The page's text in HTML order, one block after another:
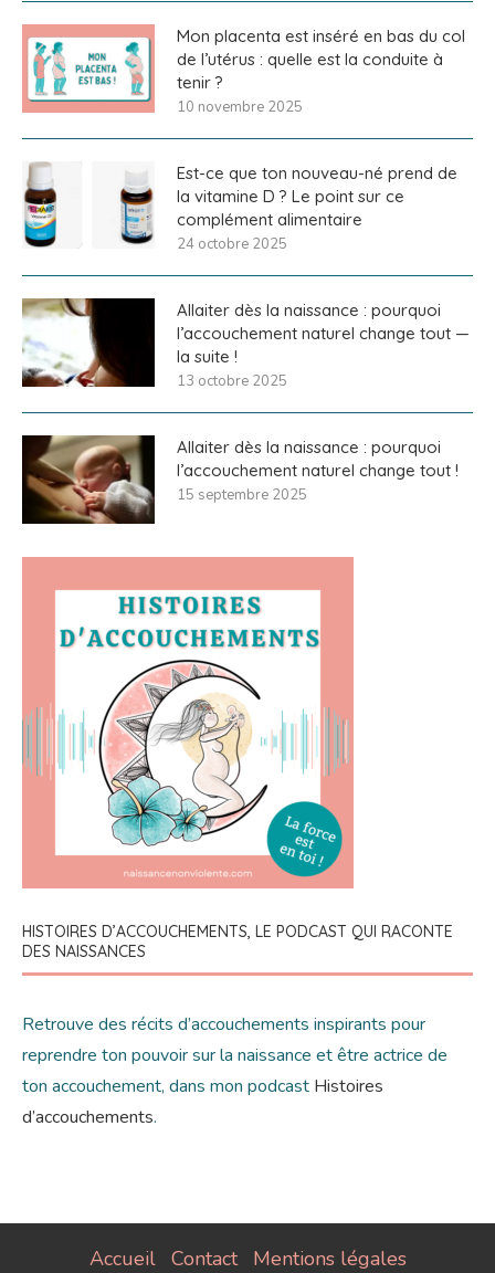
Mon placenta est inséré en bas du col
de l’utérus : quelle est la conduite à
tenir ?
10 novembre 2025
Est-ce que ton nouveau-né prend de
la vitamine D ? Le point sur ce
complément alimentaire
24 octobre 2025
Allaiter dès la naissance : pourquoi
l’accouchement naturel change tout —
la suite !
13 octobre 2025
Allaiter dès la naissance : pourquoi
l’accouchement naturel change tout !
15 septembre 2025
HISTOIRES D’ACCOUCHEMENTS, LE PODCAST QUI RACONTE
DES NAISSANCES
Retrouve des récits d’accouchements inspirants pour
reprendre ton pouvoir sur la naissance et être actrice de
ton accouchement, dans mon podcast Histoires
d’accouchements.
Accueil Contact Mentions légales